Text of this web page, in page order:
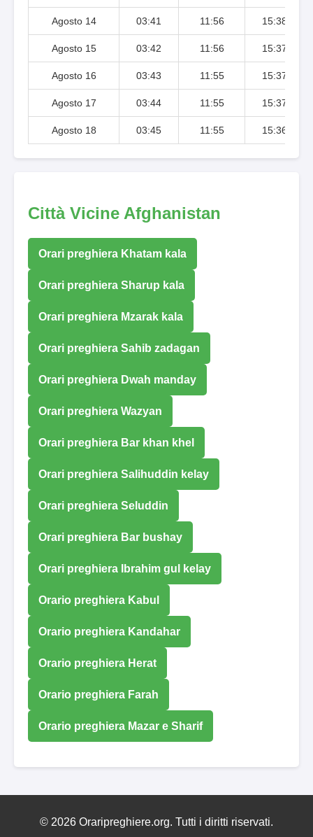
Agosto 14 03:41 11:56 15:38
Agosto 15 03:42 11:56 15:37
Agosto 16 03:43 11:55 15:37
Agosto 17 03:44 11:55 15:37
Agosto 18 03:45 11:55 15:36
Città Vicine Afghanistan
Orari preghiera Khatam kala
Orari preghiera Sharup kala
Orari preghiera Mzarak kala
Orari preghiera Sahib zadagan
Orari preghiera Dwah manday
Orari preghiera Wazyan
Orari preghiera Bar khan khel
Orari preghiera Salihuddin kelay
Orari preghiera Seluddin
Orari preghiera Bar bushay
Orari preghiera Ibrahim gul kelay
Orario preghiera Kabul
Orario preghiera Kandahar
Orario preghiera Herat
Orario preghiera Farah
Orario preghiera Mazar e Sharif
© 2026 Oraripreghiere.org. Tutti i diritti riservati.